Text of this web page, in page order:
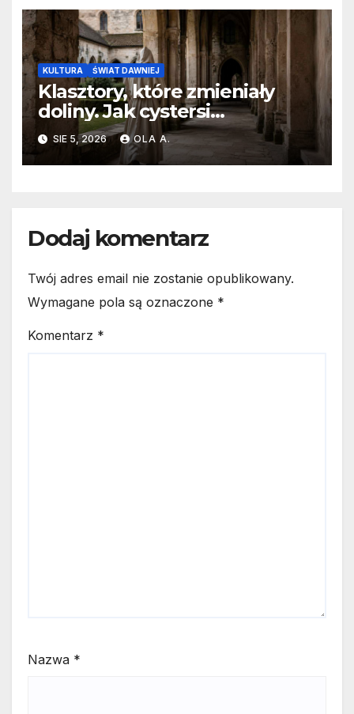
KULTURA ŚWIAT DAWNIEJ
Klasztory, które zmieniały
doliny. Jak cystersi
kształtowali średniowieczną
Europę?
SIE 5, 2026 OLA A.
Dodaj komentarz
Twój adres email nie zostanie opublikowany.
Wymagane pola są oznaczone *
Komentarz *
Nazwa *